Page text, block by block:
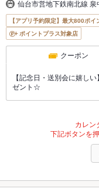
仙台市営地下鉄南北線
【アプリ予約限定】最大800ポ
ポイントプラス対象店
クーポン
【記念日・送別会に嬉し
ゼント☆
カレン
下記ボタンを